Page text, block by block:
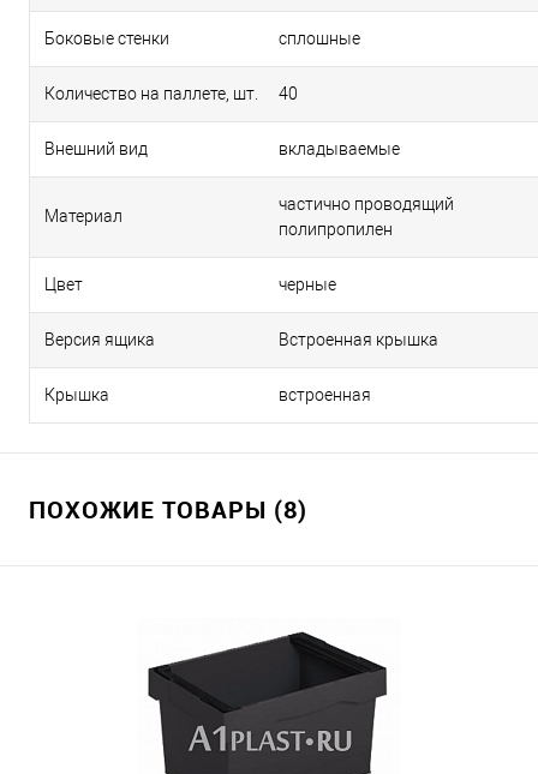
Боковые стенки сплошные
Количество на паллете, шт. 40
Внешний вид вкладываемые
Материал
частично проводящий
полипропилен
Цвет черные
Версия ящика Встроенная крышка
Крышка встроенная
ПОХОЖИЕ ТОВАРЫ (8)